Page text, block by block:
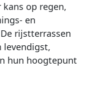
op regen,
en
rijstterrassen
levendigst,
hun hoogtepunt